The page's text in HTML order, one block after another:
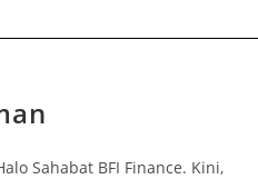
Sahabat BFI Finance. Kini,